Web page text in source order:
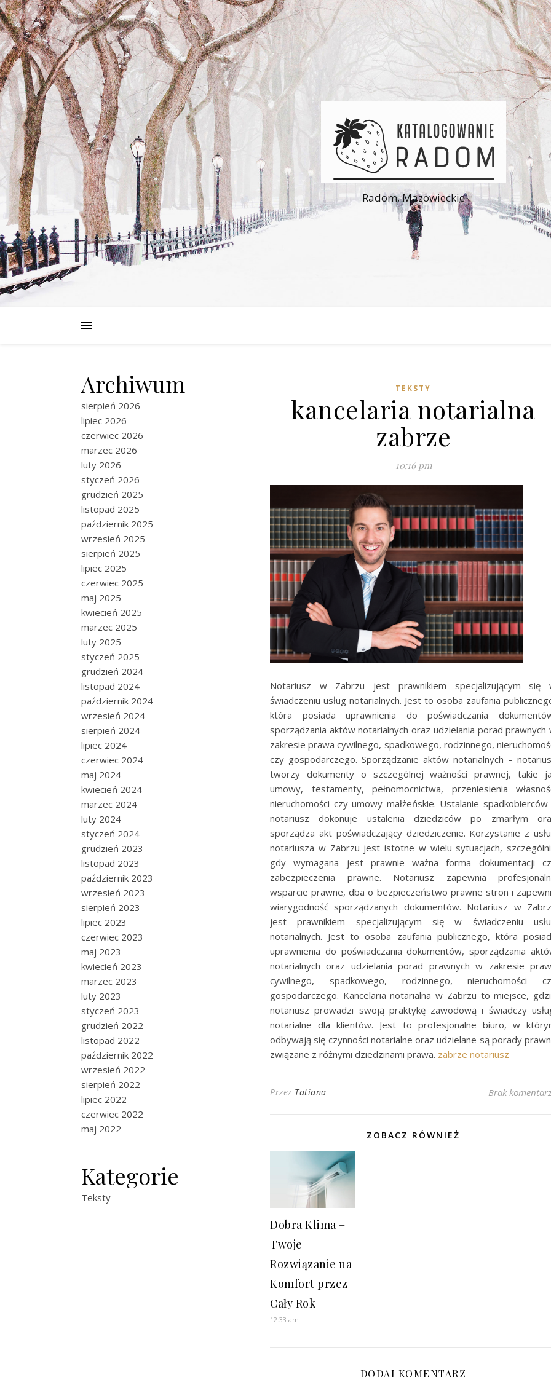
Radom, Mazowieckie
Archiwum
sierpień 2026
lipiec 2026
czerwiec 2026
marzec 2026
luty 2026
styczeń 2026
grudzień 2025
listopad 2025
październik 2025
wrzesień 2025
sierpień 2025
lipiec 2025
czerwiec 2025
maj 2025
kwiecień 2025
marzec 2025
luty 2025
styczeń 2025
grudzień 2024
listopad 2024
październik 2024
wrzesień 2024
sierpień 2024
lipiec 2024
czerwiec 2024
maj 2024
kwiecień 2024
marzec 2024
luty 2024
styczeń 2024
grudzień 2023
listopad 2023
październik 2023
wrzesień 2023
sierpień 2023
lipiec 2023
czerwiec 2023
maj 2023
kwiecień 2023
marzec 2023
luty 2023
styczeń 2023
grudzień 2022
listopad 2022
październik 2022
wrzesień 2022
sierpień 2022
lipiec 2022
czerwiec 2022
maj 2022
Kategorie
Teksty
TEKSTY
kancelaria notarialna
zabrze
10:16 pm
Notariusz w Zabrzu jest prawnikiem specjalizującym się
świadczeniu usług notarialnych. Jest to osoba zaufania
która posiada uprawnienia do poświadczania
sporządzania aktów notarialnych oraz udzielania porad prawnych
zakresie prawa cywilnego, spadkowego, rodzinnego,
czy gospodarczego. Sporządzanie aktów notarialnych –
tworzy dokumenty o szczególnej ważności prawnej, takie
umowy, testamenty, pełnomocnictwa, przeniesienia
nieruchomości czy umowy małżeńskie. Ustalanie spadkobierców
notariusz dokonuje ustalenia dziedziców po zmarłym
sporządza akt poświadczający dziedziczenie. Korzystanie z
notariusza w Zabrzu jest istotne w wielu sytuacjach,
gdy wymagana jest prawnie ważna forma dokumentacji
zabezpieczenia prawne. Notariusz zapewnia
wsparcie prawne, dba o bezpieczeństwo prawne stron i
wiarygodność sporządzanych dokumentów. Notariusz w
jest prawnikiem specjalizującym się w świadczeniu
notarialnych. Jest to osoba zaufania publicznego, która
uprawnienia do poświadczania dokumentów, sporządzania
notarialnych oraz udzielania porad prawnych w zakresie
cywilnego, spadkowego, rodzinnego, nieruchomości
gospodarczego. Kancelaria notarialna w Zabrzu to miejsce,
notariusz prowadzi swoją praktykę zawodową i świadczy
notarialne dla klientów. Jest to profesjonalne biuro, w
odbywają się czynności notarialne oraz udzielane są porady
związane z różnymi dziedzinami prawa. zabrze notariusz
Przez Tatiana Brak
ZOBACZ RÓWNIEŻ
Dobra Klima –
Twoje
Rozwiązanie na
Komfort przez
Cały Rok
12:33 am
DODAJ KOMENTARZ